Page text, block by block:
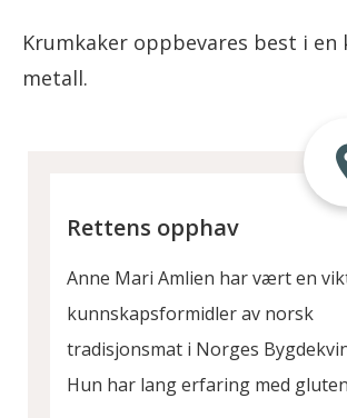
Krumkaker oppbevares best i en
metall.
Rettens opphav
Anne Mari Amlien har vært en
kunnskapsformidler av norsk
tradisjonsmat i Norges
Hun har lang erfaring med